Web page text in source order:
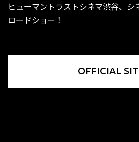
ヒューマントラストシネマ渋谷、シ
ロードショー！
OFFICIAL